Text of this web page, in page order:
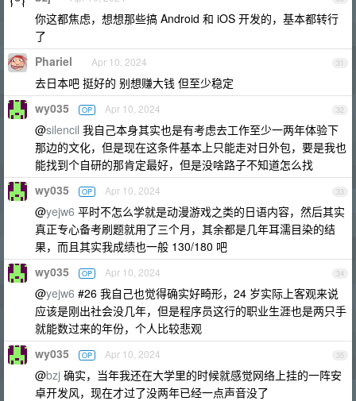
你这都焦虑，想想那些搞 Android 和 iOS 开发的，基本都转行
了
31
Phariel Apr 10, 2024
去日本吧 挺好的 别想赚大钱 但至少稳定
32
wy035 OP Apr 10, 2024
@silencil 我自己本身其实也是有考虑去工作至少一两年体验下
那边的文化，但是现在这条件基本上只能走对日外包，要是我也
能找到个自研的那肯定最好，但是没啥路子不知道怎么找
33
wy035 OP Apr 10, 2024
@yejw6 平时不怎么学就是动漫游戏之类的日语内容，然后其实
真正专心备考刷题就用了三个月，其余都是几年耳濡目染的结
果，而且其实我成绩也一般 130/180 吧
34
wy035 OP Apr 10, 2024
@yejw6 #26 我自己也觉得确实好畸形，24 岁实际上客观来说
应该是刚出社会没几年，但是程序员这行的职业生涯也是两只手
就能数过来的年份，个人比较悲观
35
wy035 OP Apr 10, 2024
@bzj 确实，当年我还在大学里的时候就感觉网络上挂的一阵安
卓开发风，现在才过了没两年已经一点声音没了